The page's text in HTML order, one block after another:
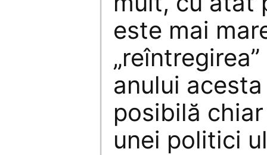
este mai
anului
posibilă
unei politici